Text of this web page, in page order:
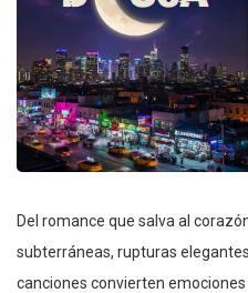
Del romance que salva al
subterráneas, rupturas
canciones convierten